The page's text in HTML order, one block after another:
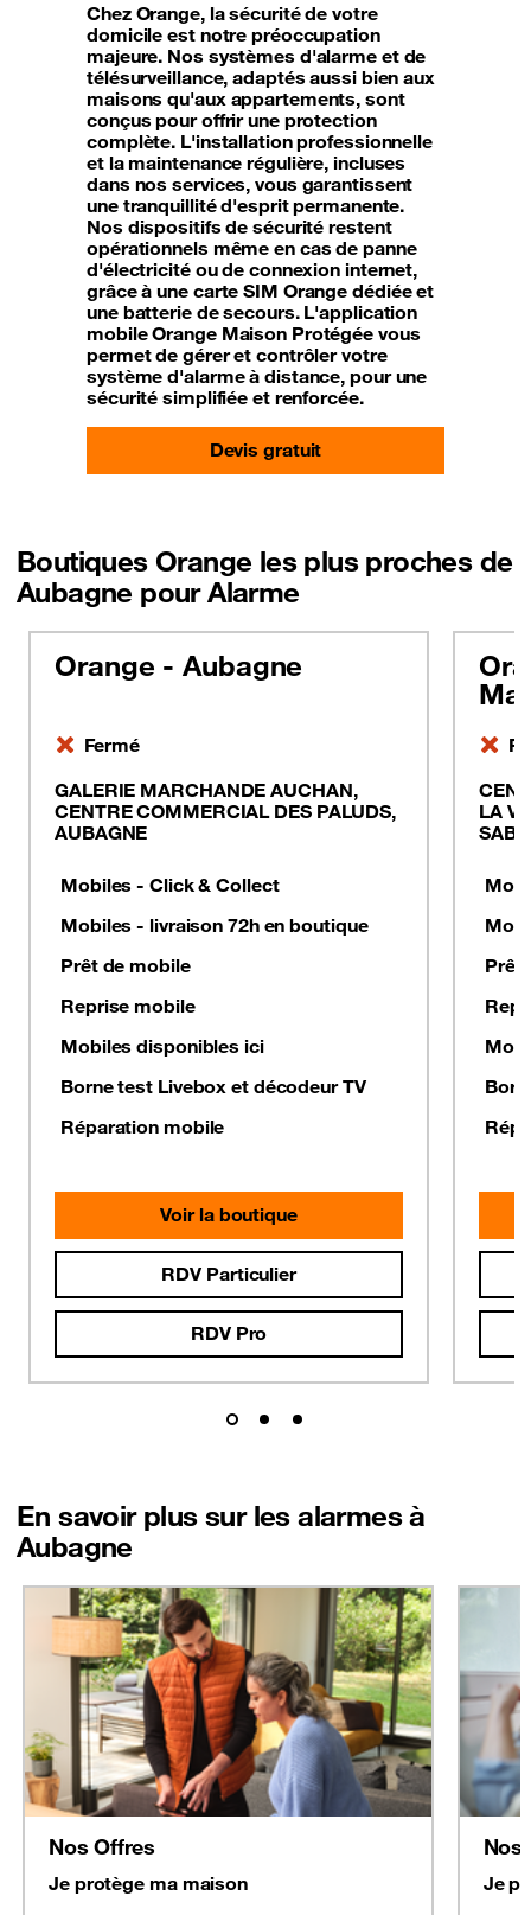
Chez Orange, la sécurité de votre
domicile est notre préoccupation
majeure. Nos systèmes d'alarme et de
télésurveillance, adaptés aussi bien aux
maisons qu'aux appartements, sont
conçus pour offrir une protection
complète. L'installation professionnelle
et la maintenance régulière, incluses
dans nos services, vous garantissent
une tranquillité d'esprit permanente.
Nos dispositifs de sécurité restent
opérationnels même en cas de panne
d'électricité ou de connexion internet,
grâce à une carte SIM Orange dédiée et
une batterie de secours. L'application
mobile Orange Maison Protégée vous
permet de gérer et contrôler votre
système d'alarme à distance, pour une
sécurité simplifiée et renforcée.
Devis gratuit
Boutiques Orange les plus proches de
Aubagne pour Alarme
Orange - Aubagne
Fermé
GALERIE MARCHANDE AUCHAN,
CENTRE COMMERCIAL DES PALUDS,
AUBAGNE
Mobiles - Click & Collect
Mobiles - livraison 72h en boutique
Prêt de mobile
Reprise mobile
Mobiles disponibles ici
Borne test Livebox et décodeur TV
Réparation mobile
Voir la boutique
RDV Particulier
RDV Pro
LA
Prêt
En savoir plus sur les alarmes à
Aubagne
Nos Offres
Je protège ma maison
Nos
Je